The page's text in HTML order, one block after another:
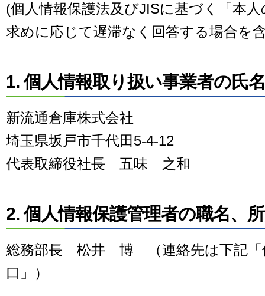
(個人情報保護法及びJISに基づく「本
求めに応じて遅滞なく回答する場合を
1. 個人情報取り扱い事業者の氏
新流通倉庫株式会社
埼玉県坂戸市千代田5-4-12
代表取締役社長 五味 之和
2. 個人情報保護管理者の職名、
総務部長 松井 博 （連絡先は下記「
口」）